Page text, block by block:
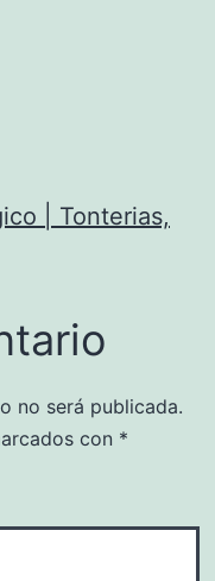
| Tonterias,
no será publicada.
con *